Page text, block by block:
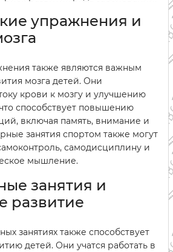
упражнения и
также являются важным
мозга детей. Они
крови к мозгу и улучшению
способствует повышению
включая память, внимание и
занятия спортом также могут
самодисциплину и
мышление.
занятия и
развитие
занятиях также способствует
детей. Они учатся работать в